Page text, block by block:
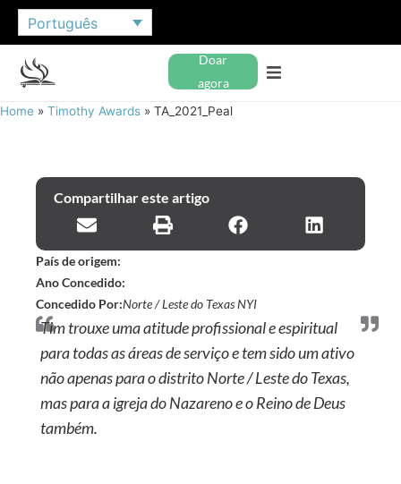
Português
Doar
agora
Home » Timothy Awards » TA_2021_Peal
Compartilhar este artigo
País de origem:
Ano Concedido:
Concedido Por:Norte / Leste do Texas NYI
Tim trouxe uma atitude profissional e espiritual
para todas as áreas de serviço e tem sido um ativo
não apenas para o distrito Norte / Leste do Texas,
mas para a igreja do Nazareno e o Reino de Deus
também.